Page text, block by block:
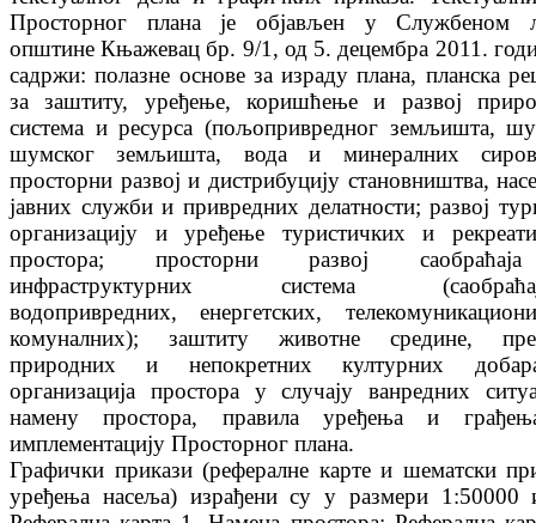
Просторног плана је објављен у Службеном
општине Књажевац бр. 9/1, од 5. децембра 2011.
садржи: полазне основе за изрaду плана, планска
за заштиту, уређење, коришћење и развој
система и ресурса (пољопривредног земљишта,
шумског земљишта, вода и минералних
просторни развој и дистрибуцију становништва,
јавних служби и привредних делатности; развој
организацију и уређење туристичких и
простора; просторни развој
инфраструктурних система
водопривредних, енергетских,
комуналних); заштиту животне средине,
природних и непокретних културних
организација простора у случају ванредних
намену простора, правила уређења и
имплементацију Просторног плана.
Графички прикази (рефералне карте и шематски
уређења насеља) израђени су у размери 1:50000